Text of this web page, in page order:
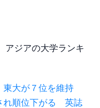
アジアの大学ランキ
東大が７位を維持
れ順位下がる 英誌